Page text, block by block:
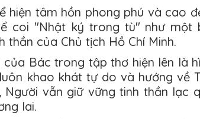
hiện tâm hồn phong phú và cao
coi "Nhật ký trong tù" như một
thần của Chủ tịch Hồ Chí Minh.
của Bác trong tập thơ hiện lên là
khao khát tự do và hướng về
vẫn giữ vững tinh thần lạc
lai.